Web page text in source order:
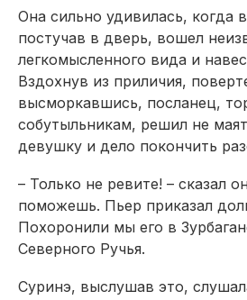
Она сильно удивилась, когда
постучав в дверь, вошел
легкомысленного вида и
Вздохнув из приличия,
высморкавшись, посланец,
собутыльникам, решил не
девушку и дело покончить
– Только не ревите! – сказал
поможешь. Пьер приказал
Похоронили мы его в
Северного Ручья.
Суринэ, выслушав это,